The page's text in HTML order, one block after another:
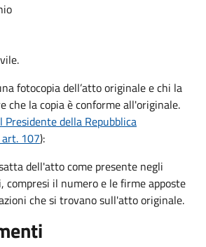
fotocopia dell’atto originale e chi la
che la copia è conforme all'originale.
Presidente della Repubblica
107):
dell'atto come presente negli
compresi il numero e le firme apposte
che si trovano sull'atto originale.